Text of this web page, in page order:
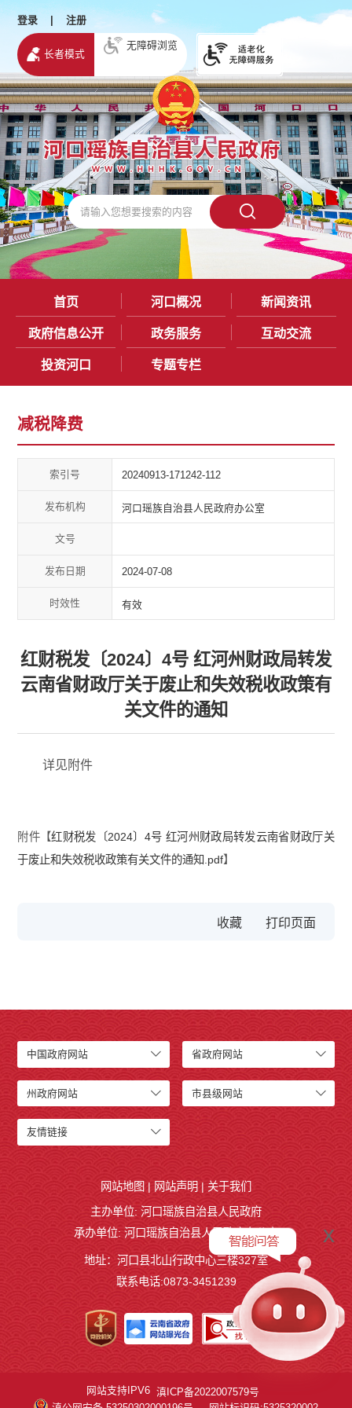
登录 | 注册
长者模式
无障碍浏览
首页 河口概况 新闻资讯
政府信息公开 政务服务 互动交流
投资河口 专题专栏
减税降费
索引号 20240913-171242-112
发布机构 河口瑶族自治县人民政府办公室
文号
发布日期 2024-07-08
时效性 有效
红财税发〔2024〕4号 红河州财政局转发
云南省财政厅关于废止和失效税收政策有
关文件的通知
详见附件
附件【红财税发〔2024〕4号 红河州财政局转发云南省财政厅关
于废止和失效税收政策有关文件的通知.pdf】
收藏
中国政府网站 省政府网站
州政府网站 市县级网站
友情链接
网站地图 | 网站声明 | 关于我们
主办单位: 河口瑶族自治县人民政府
承办单位: 河口瑶族自治县人民政府办公室
地址：河口县北山行政中心三楼327室
联系电话:0873-3451239
x
网站支持IPV6 滇ICP备2022007579号